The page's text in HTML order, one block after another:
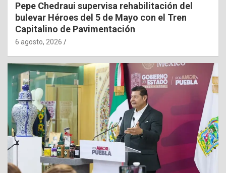
Pepe Chedraui supervisa rehabilitación del
bulevar Héroes del 5 de Mayo con el Tren
Capitalino de Pavimentación
6 agosto, 2026